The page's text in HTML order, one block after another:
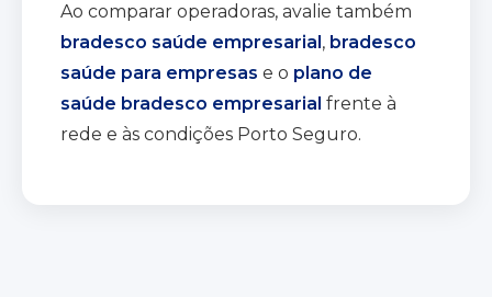
Ao comparar operadoras, avalie também
bradesco saúde empresarial, bradesco
saúde para empresas e o plano de
saúde bradesco empresarial frente à
rede e às condições Porto Seguro.